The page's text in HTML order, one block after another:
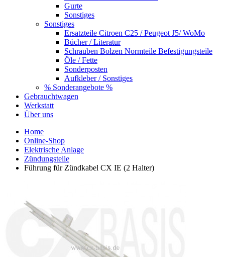
Gurte
Sonstiges
Sonstiges
Ersatzteile Citroen C25 / Peugeot J5/ WoMo
Bücher / Literatur
Schrauben Bolzen Normteile Befestigungsteile
Öle / Fette
Sonderposten
Aufkleber / Sonstiges
% Sonderangebote %
Gebrauchtwagen
Werkstatt
Über uns
Home
Online-Shop
Elektrische Anlage
Zündungsteile
Führung für Zündkabel CX IE (2 Halter)